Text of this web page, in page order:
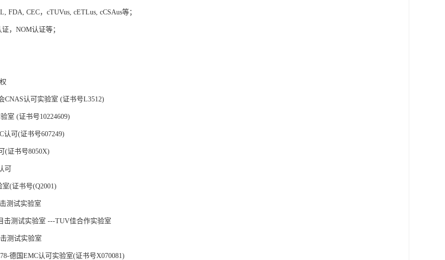
FDA, CEC，cTUVus, cETLus, cCSAus等；
，NOM认证等；
CNAS认可实验室 (证书号L3512)
室 (证书号10224609)
认可(证书号607249)
(证书号8050X)
可
(证书号(Q2001)
测试实验室
击测试实验室 ---TUV佳合作实验室
测试实验室
德国EMC认可实验室(证书号X070081)